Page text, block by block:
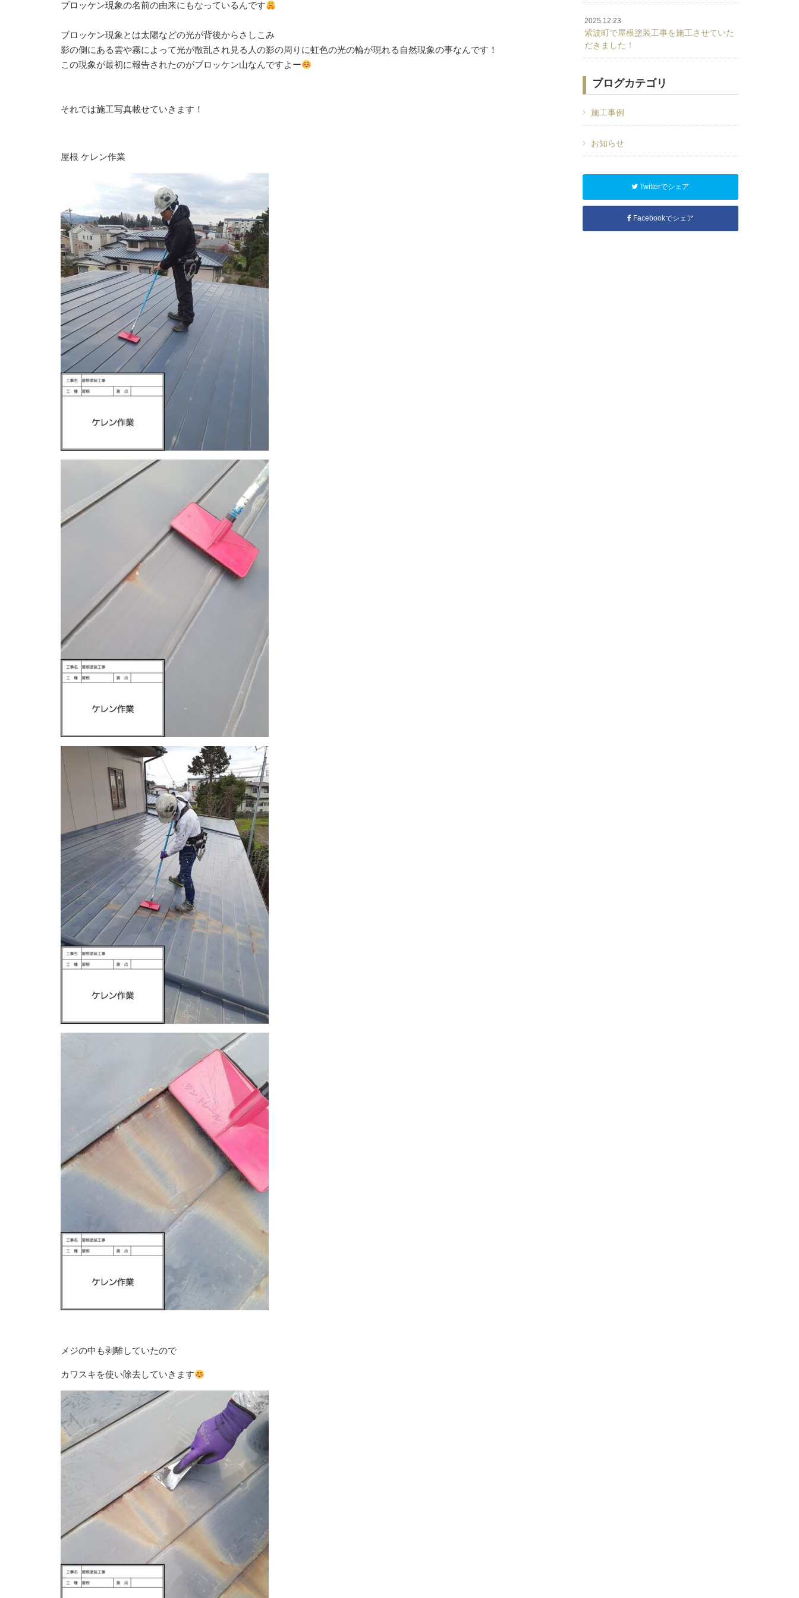
⁡ブロッケン現象の名前の由来にもなっているんです
⁡ブロッケン現象とは太陽などの光が背後からさしこみ⁡
⁡影の側にある雲や霧によって光が散乱され見る人の影の周りに虹色の光の輪が現れる自然現象の事なんです！⁡
⁡この現象が最初に報告されたのがブロッケン山なんですよー
⁡⁡それでは施工写真載せていきます！⁡
屋根 ケレン作業
メジの中も剥離していたので
カワスキを使い除去していきます
2025.12.23
紫波町で屋根塗装工事を施工させていた
だきました！
ブログカテゴリ
施工事例
お知らせ
Twitterでシェア
Facebookでシェア